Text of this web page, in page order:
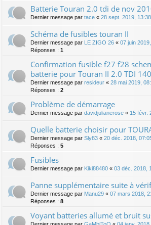
Batterie Touran 2.0 tdi de nov
Dernier message par tace « 28 sept. 2019, 13:38
Schéma de fusibles touran II
Dernier message par LE ZIGO 26 « 07 juin
Réponses : 1
Confirmation fusible f27 f28
batterie pour Touran II 2.0 TDI
Dernier message par resideur « 28 mai 2019,
Réponses : 2
Problème de démarrage
Dernier message par davidjulianerose « 15 févr.
Quelle batterie choisir pour
Dernier message par Sly83 « 20 déc. 2018,
Réponses : 5
Fusibles
Dernier message par Kiki88480 « 03 déc. 2018,
Panne supplémentaire suite à
Dernier message par Manu29 « 07 mars 2018,
Réponses : 8
Voyant batteries allumé et bruit